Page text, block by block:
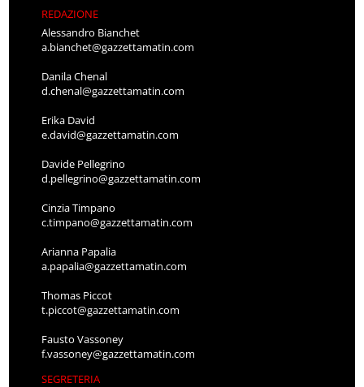
REDAZIONE
Alessandro Bianchet
a.bianchet@gazzettamatin.com
Danila Chenal
d.chenal@gazzettamatin.com
Erika David
e.david@gazzettamatin.com
Davide Pellegrino
d.pellegrino@gazzettamatin.com
Cinzia Timpano
c.timpano@gazzettamatin.com
Arianna Papalia
a.papalia@gazzettamatin.com
Thomas Piccot
t.piccot@gazzettamatin.com
Fausto Vassoney
f.vassoney@gazzettamatin.com
SEGRETERIA